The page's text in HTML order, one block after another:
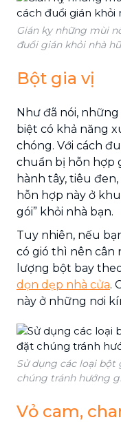
Gián kỵ những mùi
đuổi gián khỏi nhà
Bột gia vị
Như đã nói,
biệt có khả năng
chóng. Với cách
chuẩn bị hỗn hợp
hành tây, tiêu
hỗn hợp này ở
gói” khỏi nhà bạn.
Tuy nhiên, nếu
có gió thì nên cân
lượng bột bay
dọn dẹp nhà cửa.
này ở những nơi
Sử dụng các loại bột
chúng tránh hướng
Vỏ cam,